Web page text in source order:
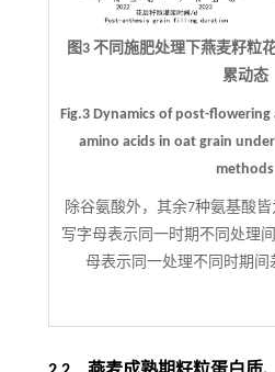
图3 不同施肥处理下燕麦籽粒
累动态
Fig.3 Dynamics of post-
amino acids in oat grain
methods
除谷氨酸外，其余7种氨基酸
写字母表示同一时期不同处理
母表示同一处理不同时期间